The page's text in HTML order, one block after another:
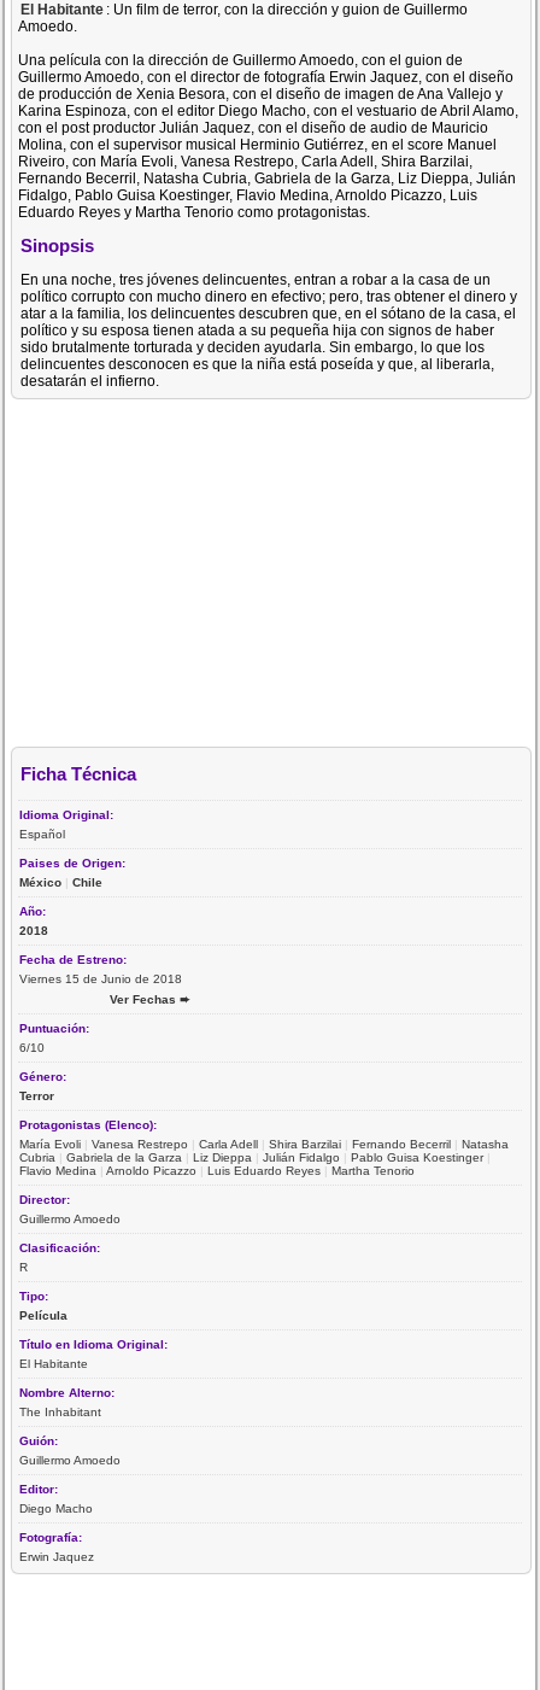
El Habitante : Un film de terror, con la dirección y guion de Guillermo
Amoedo.
Una película con la dirección de Guillermo Amoedo, con el guion de
Guillermo Amoedo, con el director de fotografía Erwin Jaquez, con el diseño
de producción de Xenia Besora, con el diseño de imagen de Ana Vallejo y
Karina Espinoza, con el editor Diego Macho, con el vestuario de Abril Alamo,
con el post productor Julián Jaquez, con el diseño de audio de Mauricio
Molina, con el supervisor musical Herminio Gutiérrez, en el score Manuel
Riveiro, con María Evoli, Vanesa Restrepo, Carla Adell, Shira Barzilai,
Fernando Becerril, Natasha Cubria, Gabriela de la Garza, Liz Dieppa, Julián
Fidalgo, Pablo Guisa Koestinger, Flavio Medina, Arnoldo Picazzo, Luis
Eduardo Reyes y Martha Tenorio como protagonistas.
Sinopsis
En una noche, tres jóvenes delincuentes, entran a robar a la casa de un
político corrupto con mucho dinero en efectivo; pero, tras obtener el dinero y
atar a la familia, los delincuentes descubren que, en el sótano de la casa, el
político y su esposa tienen atada a su pequeña hija con signos de haber
sido brutalmente torturada y deciden ayudarla. Sin embargo, lo que los
delincuentes desconocen es que la niña está poseída y que, al liberarla,
desatarán el infierno.
Ficha Técnica
Idioma Original:
Español
Paises de Origen:
México |Chile
Año:
2018
Fecha de Estreno:
Viernes 15 de Junio de 2018
Ver Fechas ➨
Puntuación:
6/10
Género:
Terror
Protagonistas (Elenco):
María Evoli |Vanesa Restrepo |Carla Adell |Shira Barzilai |Fernando Becerril |Natasha
Cubria |Gabriela de la Garza |Liz Dieppa |Julián Fidalgo |Pablo Guisa Koestinger|
Flavio Medina |Arnoldo Picazzo |Luis Eduardo Reyes |Martha Tenorio
Director:
Guillermo Amoedo
Clasificación:
R
Tipo:
Película
Título en Idioma Original:
El Habitante
Nombre Alterno:
The Inhabitant
Guión:
Guillermo Amoedo
Editor:
Diego Macho
Fotografía:
Erwin Jaquez